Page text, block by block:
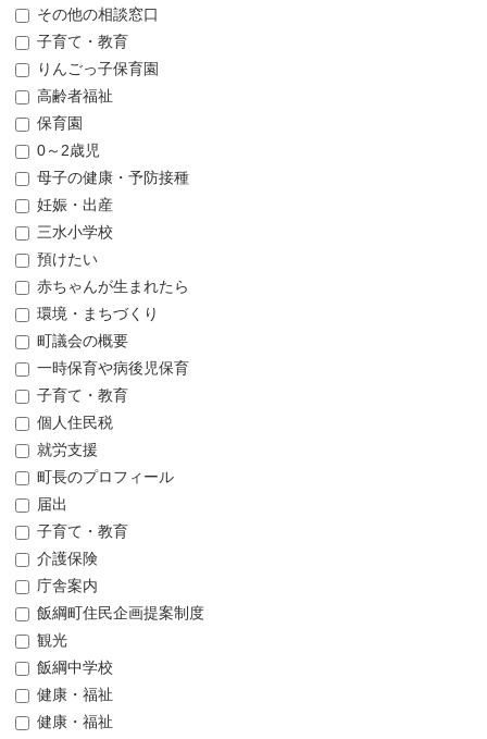
その他の相談窓口
子育て・教育
りんごっ子保育園
高齢者福祉
保育園
0～2歳児
母子の健康・予防接種
妊娠・出産
三水小学校
預けたい
赤ちゃんが生まれたら
環境・まちづくり
町議会の概要
一時保育や病後児保育
子育て・教育
個人住民税
就労支援
町長のプロフィール
届出
子育て・教育
介護保険
庁舎案内
飯綱町住民企画提案制度
観光
飯綱中学校
健康・福祉
健康・福祉